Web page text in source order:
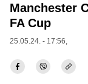
Manchester
FA Cup
25.05.24. - 17:56,